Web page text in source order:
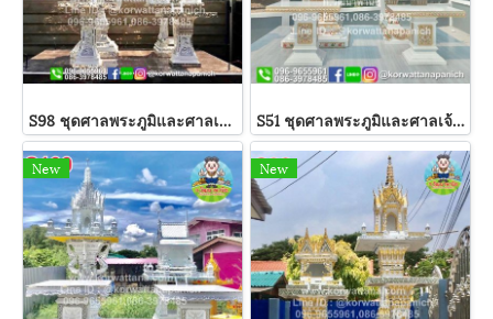
S98 ชุดศาลพระภูมิและศาลเจ้าที่ S51 ชุดศาลพระภูมิและศาลเจ้าที่
New New